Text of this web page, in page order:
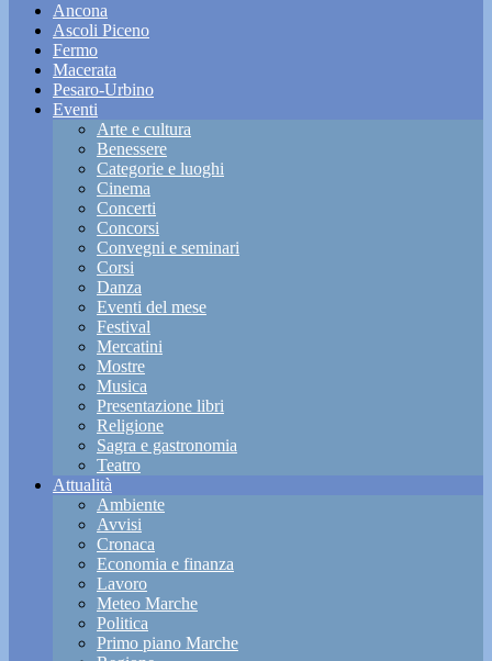
Ancona
Ascoli Piceno
Fermo
Macerata
Pesaro-Urbino
Eventi
Arte e cultura
Benessere
Categorie e luoghi
Cinema
Concerti
Concorsi
Convegni e seminari
Corsi
Danza
Eventi del mese
Festival
Mercatini
Mostre
Musica
Presentazione libri
Religione
Sagra e gastronomia
Teatro
Attualità
Ambiente
Avvisi
Cronaca
Economia e finanza
Lavoro
Meteo Marche
Politica
Primo piano Marche